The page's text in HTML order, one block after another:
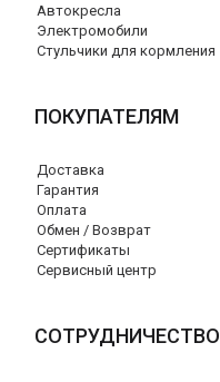
Автокресла
Электромобили
Стульчики для кормления
ПОКУПАТЕЛЯМ
Доставка
Гарантия
Оплата
Обмен / Возврат
Сертификаты
Сервисный центр
СОТРУДНИЧЕСТВО